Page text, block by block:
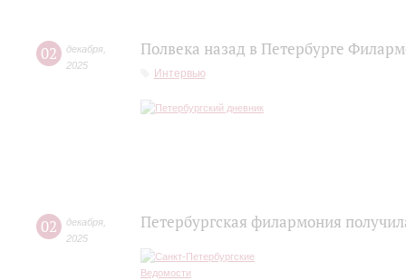
02 декабря
2025
Полвека назад в Петербурге
Интервью
02 декабря
2025
Петербургская филармония